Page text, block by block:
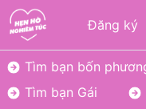
Đăng ký
Tìm bạn bốn
Tìm bạn Gái